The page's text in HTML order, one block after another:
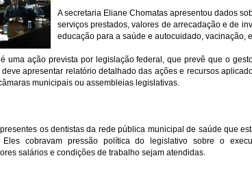
A secretaria Eliane Chomatas apresentou dados
serviços prestados, valores de arrecadação e de
educação para a saúde e autocuidado, vacinação,
uma ação prevista por legislação federal, que prevê que o
apresentar relatório detalhado das ações e recursos
municipais ou assembleias legislativas.
os dentistas da rede pública municipal de saúde que
cobravam pressão política do legislativo sobre o
salários e condições de trabalho sejam atendidas.